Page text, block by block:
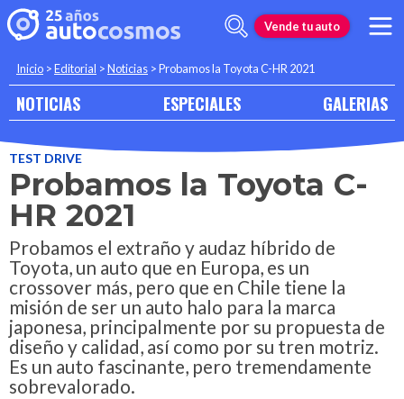
Vende tu auto
Inicio >Editorial >Noticias >Probamos la Toyota C-HR 2021
NOTICIAS ESPECIALES GALERIAS
TEST DRIVE
Probamos la Toyota C-
HR 2021
Probamos el extraño y audaz híbrido de
Toyota, un auto que en Europa, es un
crossover más, pero que en Chile tiene la
misión de ser un auto halo para la marca
japonesa, principalmente por su propuesta de
diseño y calidad, así como por su tren motriz.
Es un auto fascinante, pero tremendamente
sobrevalorado.